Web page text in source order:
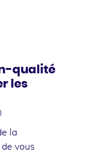
qualité
les
la
vous